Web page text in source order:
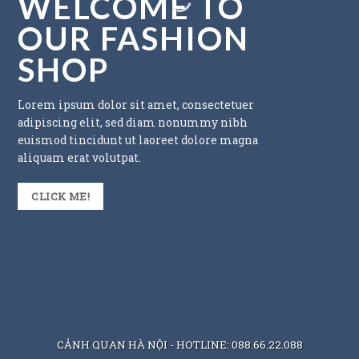
OUR FASHION
SHOP
Lorem ipsum dolor sit amet, consectetuer
adipiscing elit, sed diam nonummy nibh
euismod tincidunt ut laoreet dolore magna
aliquam erat volutpat.
CLICK ME!
CẢNH QUAN HÀ NỘI - HOTLINE: 088.66.22.088